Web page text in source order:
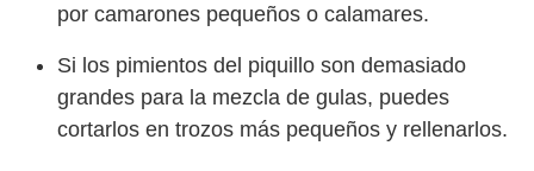
por camarones pequeños o calamares.
Si los pimientos del piquillo son demasiado
grandes para la mezcla de gulas, puedes
cortarlos en trozos más pequeños y rellenarlos.